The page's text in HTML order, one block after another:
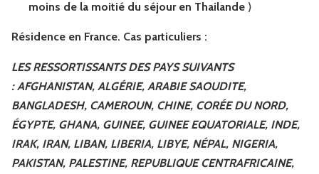
moins de la moitié du séjour en Thailande )
Résidence en France. Cas particuliers :
LES RESSORTISSANTS DES PAYS SUIVANTS
:AFGHANISTAN, ALGÉRIE, ARABIE SAOUDITE,
BANGLADESH, CAMEROUN, CHINE, CORÉE DU NORD,
ÉGYPTE, GHANA, GUINEE, GUINEE EQUATORIALE, INDE,
IRAK, IRAN, LIBAN, LIBERIA, LIBYE, NÉPAL, NIGERIA,
PAKISTAN, PALESTINE, REPUBLIQUE CENTRAFRICAINE,